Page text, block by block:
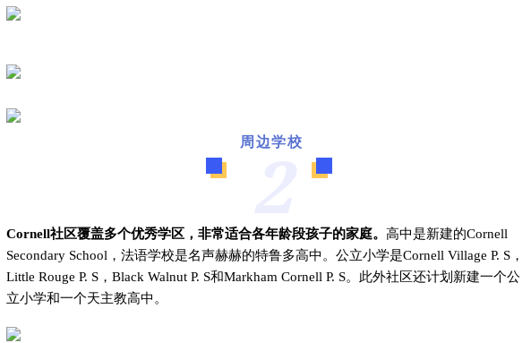
周边学校
Cornell社区覆盖多个优秀学区，非常适合各年龄段孩子的家庭。 高中是新建的Cornell
Secondary School ，法语学校是名声赫赫的特鲁多高中 。 公立小学是Cornell Village P. S ，
Little Rouge P. S，Black Walnut P. S和Markham Cornell P. S。 此外社区还计划新建一个公
立小学和一个天主教高中。